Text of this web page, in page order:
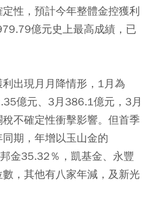
性，預計今年整體金控獲利
億元史上最高成績，已
出現月月降情形，1月為
億元、3月386.1億元，3月
不確定性衝擊影響。但首季
期，年增以玉山金的
金35.32％，凱基金、永豐
，其他有八家年減，及新光